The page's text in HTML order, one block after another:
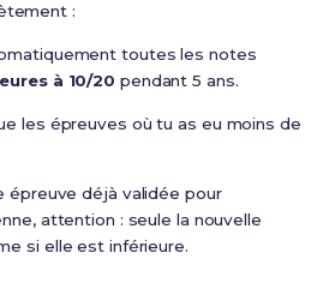
:
toutes les notes
à 10/20 pendant 5 ans.
les épreuves où tu as eu moins de
épreuve déjà validée pour
attention : seule la nouvelle
si elle est inférieure.